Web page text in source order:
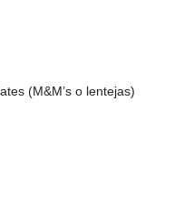
(M&M’s o lentejas)